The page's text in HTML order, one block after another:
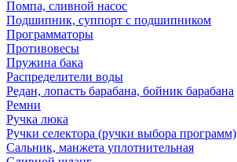
Помпа, сливной насос
Подшипник, суппорт с подшипником
Программаторы
Противовесы
Пружина бака
Распределители воды
Редан, лопасть барабана, бойник барабана
Ремни
Ручка люка
Ручки селектора (ручки выбора программ)
Сальник, манжета уплотнительная